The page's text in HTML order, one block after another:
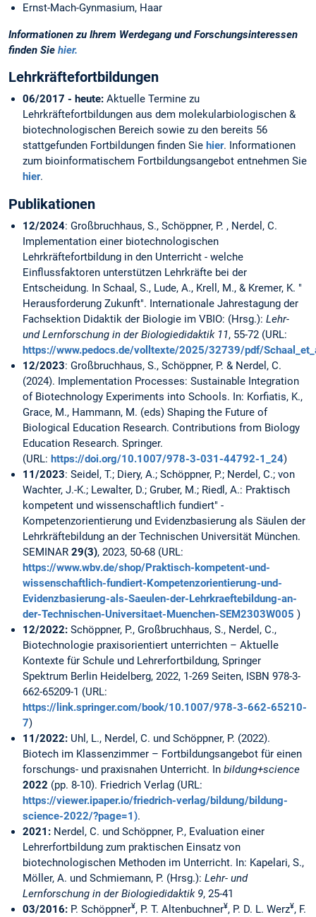
Ernst-Mach-Gynmasium, Haar
Informationen zu Ihrem Werdegang und Forschungsinteressen
finden Sie hier.
Lehrkräftefortbildungen
06/2017 - heute: Aktuelle Termine zu
Lehrkräftefortbildungen aus dem molekularbiologischen &
biotechnologischen Bereich sowie zu den bereits 56
stattgefunden Fortbildungen finden Sie hier. Informationen
zum bioinformatischem Fortbildungsangebot entnehmen Sie
hier.
Publikationen
12/2024: Großbruchhaus, S., Schöppner, P. , Nerdel, C.
Implementation einer biotechnologischen
Lehrkräftefortbildung in den Unterricht - welche
Einflussfaktoren unterstützen Lehrkräfte bei der
Entscheidung. In Schaal, S., Lude, A., Krell, M., & Kremer, K. "
Herausforderung Zukunft". Internationale Jahrestagung der
Fachsektion Didaktik der Biologie im VBIO: (Hrsg.): Lehr-
und Lernforschung in der Biologiedidaktik 11, 55-72 (URL:
https://www.pedocs.de/volltexte/2025/32739/pdf/
12/2023: Großbruchhaus, S., Schöppner, P. & Nerdel, C.
(2024). Implementation Processes: Sustainable Integration
of Biotechnology Experiments into Schools. In: Korfiatis, K.,
Grace, M., Hammann, M. (eds) Shaping the Future of
Biological Education Research. Contributions from Biology
Education Research. Springer.
(URL: https://doi.org/10.1007/978-3-031-44792-1_24)
11/2023: Seidel, T.; Diery, A.; Schöppner, P.; Nerdel, C.; von
Wachter, J.-K.; Lewalter, D.; Gruber, M.; Riedl, A.: Praktisch
kompetent und wissenschaftlich fundiert" -
Kompetenzorientierung und Evidenzbasierung als Säulen der
Lehrkräftebildung an der Technischen Universität München.
SEMINAR 29(3), 2023, 50-68 (URL:
https://www.wbv.de/shop/Praktisch-kompetent-und-
wissenschaftlich-fundiert-Kompetenzorientierung-und-
Evidenzbasierung-als-Saeulen-der-Lehrkraeftebildung-an-
der-Technischen-Universitaet-Muenchen-SEM2303W005 )
12/2022: Schöppner, P., Großbruchhaus, S., Nerdel, C.,
Biotechnologie praxisorientiert unterrichten – Aktuelle
Kontexte für Schule und Lehrerfortbildung, Springer
Spektrum Berlin Heidelberg, 2022, 1-269 Seiten, ISBN 978-3-
662-65209-1 (URL:
https://link.springer.com/book/10.1007/978-3-662-65210-
7)
11/2022: Uhl, L., Nerdel, C. und Schöppner, P. (2022).
Biotech im Klassenzimmer – Fortbildungsangebot für einen
forschungs- und praxisnahen Unterricht. In bildung+science
2022 (pp. 8-10). Friedrich Verlag (URL:
https://viewer.ipaper.io/friedrich-verlag/bildung/bildung-
science-2022/?page=1).
2021: Nerdel, C. und Schöppner, P., Evaluation einer
Lehrerfortbildung zum praktischen Einsatz von
biotechnologischen Methoden im Unterricht. In: Kapelari, S.,
Möller, A. und Schmiemann, P. (Hrsg.): Lehr- und
Lernforschung in der Biologiedidaktik 9, 25-41
03/2016: P. Schöppner¥, P. T. Altenbuchner¥, P. D. L. Werz¥, F.